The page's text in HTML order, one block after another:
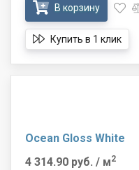
В корзину
Купить в 1 клик
Ocean Gloss White
4 314.90 руб. / м2